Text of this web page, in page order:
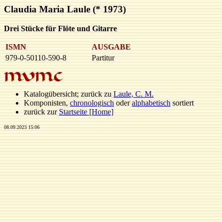
Claudia Maria Laule (* 1973)
Drei Stücke für Flöte und Gitarre
ISMN AUSGABE
979-0-50110-590-8
Partitur
Katalogübersicht; zurück zuLaule, C. M.
Komponisten,chronologischoderalphabetischsortiert
zurück zurStartseite [Home]
08.09.2023 15:06